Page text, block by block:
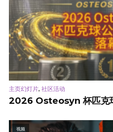
主页幻灯片, 社区活动
2026 Osteosyn 杯匹克
视频